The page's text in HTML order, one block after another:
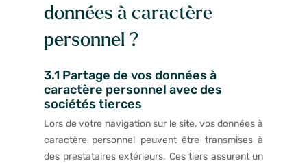
données à caractère
personnel ?
3.1 Partage de vos données à
caractère personnel avec des
sociétés tierces
Lors de votre navigation sur le site, vos données à
caractère personnel peuvent être transmises à
des prestataires extérieurs. Ces tiers assurent un